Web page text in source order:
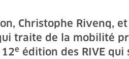
Christophe Rivenq,
traite de la mobilité
e édition des RIVE